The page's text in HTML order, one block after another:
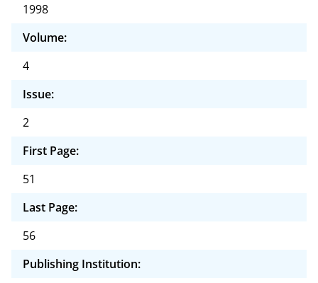
1998
Volume:
4
Issue:
2
First Page:
51
Last Page:
56
Publishing Institution: